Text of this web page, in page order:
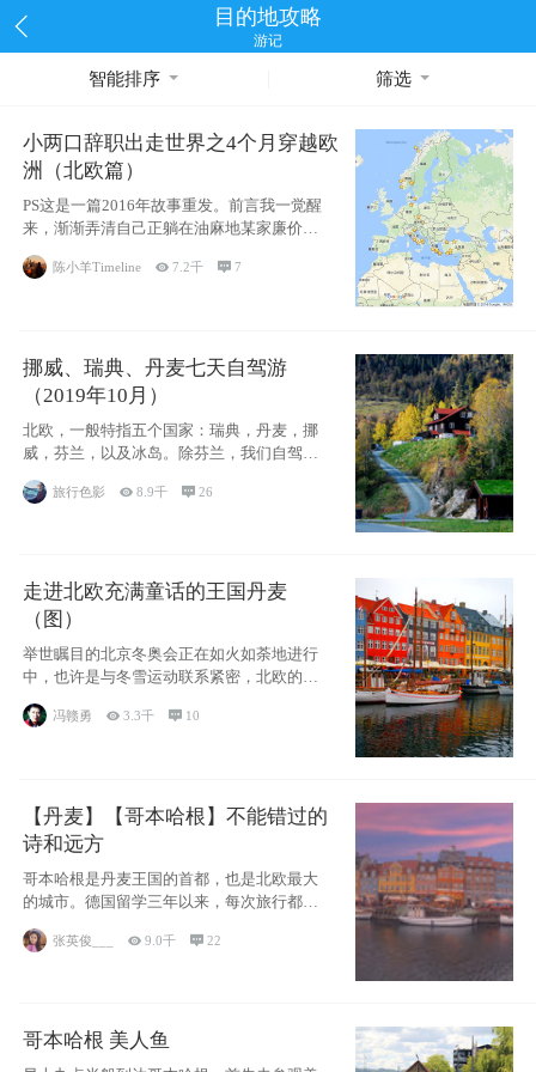
目的地攻略
游记
智能排序 筛选
小两口辞职出走世界之4个月穿越欧
洲（北欧篇）
PS这是一篇2016年故事重发。前言我一觉醒
来，渐渐弄清自己正躺在油麻地某家廉价宾
馆
陈小羊Timeline 7.2千 7
挪威、瑞典、丹麦七天自驾游
（2019年10月）
北欧，一般特指五个国家：瑞典，丹麦，挪
威，芬兰，以及冰岛。除芬兰，我们自驾游
旅行色影 8.9千 26
走进北欧充满童话的王国丹麦
（图）
举世瞩目的北京冬奥会正在如火如荼地进行
中，也许是与冬雪运动联系紧密，北欧的一
些国家因
冯赣勇 3.3千  10
【丹麦】【哥本哈根】不能错过的
诗和远方
哥本哈根是丹麦王国的首都，也是北欧最大
的城市。德国留学三年以来，每次旅行都是
张英俊___ 9.0千 22
哥本哈根 美人鱼